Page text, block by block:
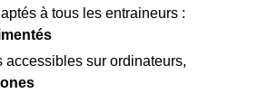
à tous les entraineurs :
accessibles sur ordinateurs,